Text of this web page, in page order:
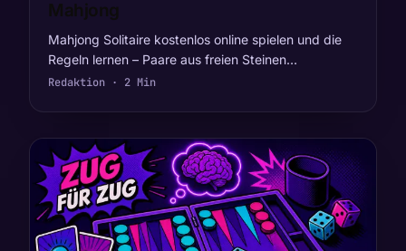
Mahjong
Mahjong Solitaire kostenlos online spielen und die
Regeln lernen – Paare aus freien Steinen…
Redaktion · 2 Min